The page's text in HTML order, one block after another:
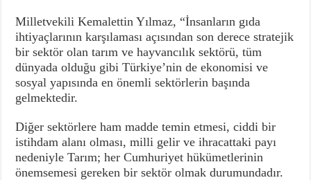
Milletvekili Kemalettin Yılmaz, “İnsanların gıda
ihtiyaçlarının karşılaması açısından son derece stratejik
bir sektör olan tarım ve hayvancılık sektörü, tüm
dünyada olduğu gibi Türkiye’nin de ekonomisi ve
sosyal yapısında en önemli sektörlerin başında
gelmektedir.
Diğer sektörlere ham madde temin etmesi, ciddi bir
istihdam alanı olması, milli gelir ve ihracattaki payı
nedeniyle Tarım; her Cumhuriyet hükümetlerinin
önemsemesi gereken bir sektör olmak durumundadır.